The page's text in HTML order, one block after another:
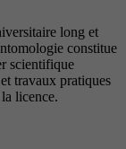
long et
constitue
scientifique
travaux pratiques
licence.